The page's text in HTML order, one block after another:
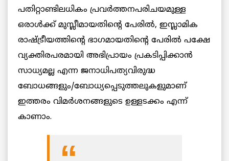
പതിറ്റാണ്ടിലധികം പ്രവര്‍ത്തനപരിചയമുള്ള
ഒരാള്‍ക്ക് മുസ്ലീമായതിന്റെ പേരില്‍, ഇസ്ലാമിക
രാഷ്ട്രീയത്തിന്റെ ഭാഗമായതിന്റെ പേരില്‍ പക്ഷേ
വ്യക്തിരപരമായി അഭിപ്രായം പ്രകടിപ്പിക്കാന്‍
സാധ്യമല്ല എന്ന ജനാധിപത്യവിരുദ്ധ
ബോധങ്ങളും/ബോധ്യപ്പെടുത്തലുകളുമാണ്
ഇത്തരം വിമര്‍ശനങ്ങളുടെ ഉള്ളടക്കം എന്ന്
കാണാം.